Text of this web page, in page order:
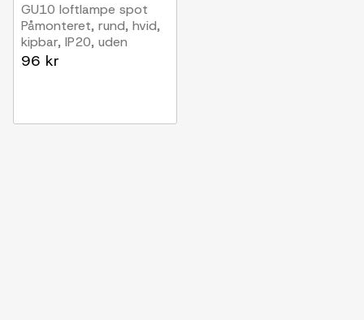
GU10 loftlampe spot
Påmonteret, rund, hvid,
kipbar, IP20, uden
lyskilde
96 kr